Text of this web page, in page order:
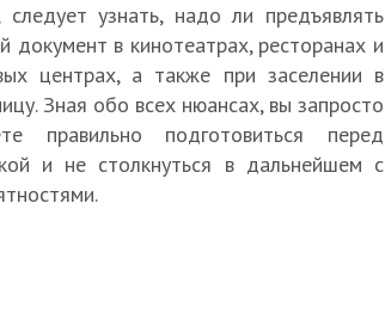
следует узнать, надо ли предъявлять
документ в кинотеатрах, ресторанах и
центрах, а также при заселении в
Зная обо всех нюансах, вы запросто
правильно подготовиться перед
и не столкнуться в дальнейшем с